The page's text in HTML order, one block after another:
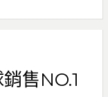
售NO.1